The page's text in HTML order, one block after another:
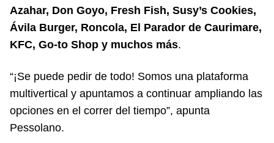
Azahar, Don Goyo, Fresh Fish, Susy’s Cookies,
Ávila Burger, Roncola, El Parador de Caurimare,
KFC, Go-to Shop y muchos más.
“¡Se puede pedir de todo! Somos una plataforma
multivertical y apuntamos a continuar ampliando las
opciones en el correr del tiempo”, apunta
Pessolano.